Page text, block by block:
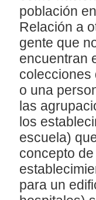
población
Relación a
gente que
encuentran
colecciones
o una
las
los
escuela)
concepto
para un